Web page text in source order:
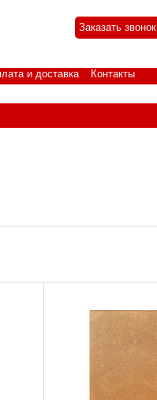
Заказать звонок
и доставка Контакты